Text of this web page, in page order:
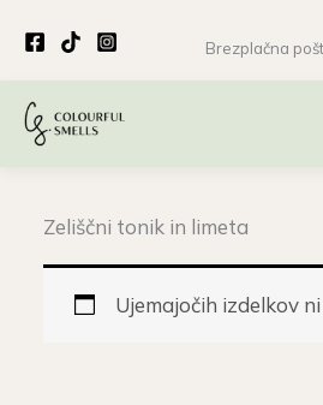
Brezplačna
Zeliščni tonik in limeta
Ujemajočih izdelkov